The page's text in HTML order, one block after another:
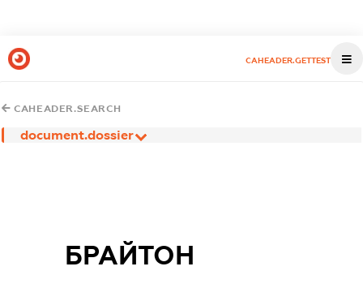
CAHEADER.GETTEST
CAHEADER.SEARCH
document.dossier
БРАЙТОН